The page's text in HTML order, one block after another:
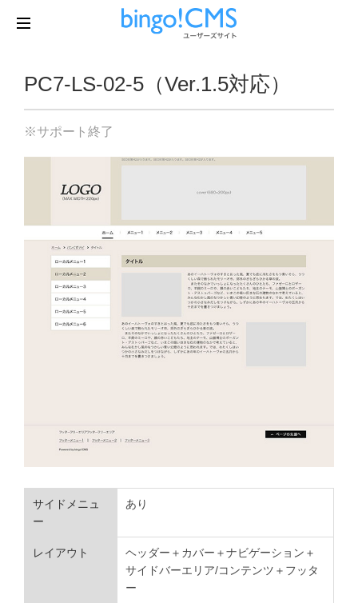
PC7-LS-02-5（Ver.1.5対応）
※サポート終了
サイドメニュ
ー
あり
レイアウト
ヘッダー＋カバー＋ナビゲーション＋
サイドバーエリア/コンテンツ＋フッタ
ー